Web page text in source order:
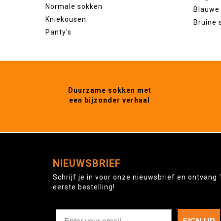
Normale sokken
Kniekousen
Panty's
Bruine
Duurzame sokken met
een bijzonder verhaal
NIEUWSBRIEF
Schrijf je in voor onze nieuwsbrief en ontvang
eerste bestelling!